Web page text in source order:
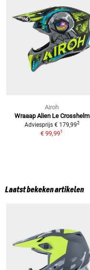
Airoh
Wraaap Alien Le Crosshelm
Adviesprijs € 179,992
€ 99,991
Laatst bekeken artikelen